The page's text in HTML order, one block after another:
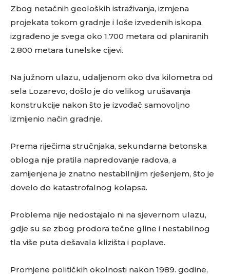
Zbog netačnih geoloških istraživanja, izmjena
projekata tokom gradnje i loše izvedenih iskopa,
izgrađeno je svega oko 1.700 metara od planiranih
2.800 metara tunelske cijevi.
Na južnom ulazu, udaljenom oko dva kilometra od
sela Lozarevo, došlo je do velikog urušavanja
konstrukcije nakon što je izvođač samovoljno
izmijenio način gradnje.
Prema riječima stručnjaka, sekundarna betonska
obloga nije pratila napredovanje radova, a
zamijenjena je znatno nestabilnijim rješenjem, što je
dovelo do katastrofalnog kolapsa.
Problema nije nedostajalo ni na sjevernom ulazu,
gdje su se zbog prodora tečne gline i nestabilnog
tla više puta dešavala klizišta i poplave.
Promjene političkih okolnosti nakon 1989. godine,